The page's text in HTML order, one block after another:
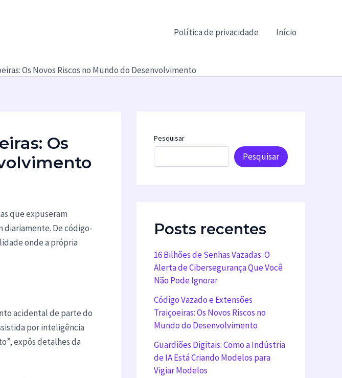
Política de privacidade Início
Os Novos Riscos no Mundo do Desenvolvimento
Os
que expuseram
diariamente. De código-
onde a própria
acidental de parte do
por inteligência
expôs detalhes da
Pesquisar
Pesquisar
Posts recentes
16 Bilhões de Senhas Vazadas: O
Alerta de Cibersegurança Que Você
Não Pode Ignorar
Código Vazado e Extensões
Traiçoeiras: Os Novos Riscos no
Mundo do Desenvolvimento
Guardiões Digitais: Como a Indústria
de IA Está Criando Modelos para
Vigiar Modelos